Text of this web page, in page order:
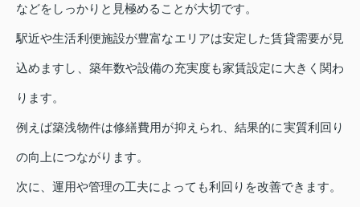
などをしっかりと見極めることが大切です。
駅近や生活利便施設が豊富なエリアは安定した賃貸需要が見
込めますし、築年数や設備の充実度も家賃設定に大きく関わ
ります。
例えば築浅物件は修繕費用が抑えられ、結果的に実質利回り
の向上につながります。
次に、運用や管理の工夫によっても利回りを改善できます。